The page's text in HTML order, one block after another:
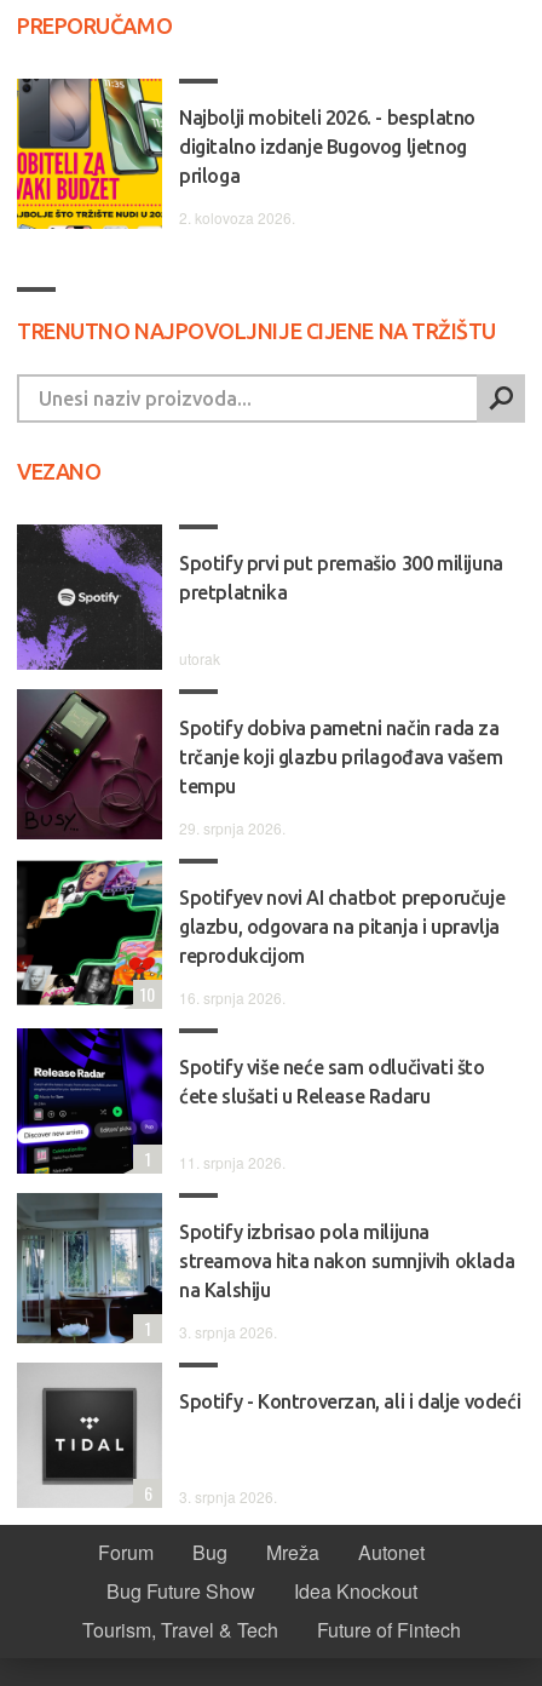
PREPORUČAMO
Najbolji mobiteli 2026. - besplatno
digitalno izdanje Bugovog ljetnog
priloga
2. kolovoza 2026.
TRENUTNO NAJPOVOLJNIJE CIJENE NA TRŽIŠTU
VEZANO
Spotify prvi put premašio 300 milijuna
pretplatnika
utorak
Spotify dobiva pametni način rada za
trčanje koji glazbu prilagođava vašem
tempu
29. srpnja 2026.
Spotifyev novi AI chatbot preporučuje
glazbu, odgovara na pitanja i upravlja
reprodukcijom
16. srpnja 2026.
10
Spotify više neće sam odlučivati što
ćete slušati u Release Radaru
11. srpnja 2026.
1
Spotify izbrisao pola milijuna
streamova hita nakon sumnjivih oklada
na Kalshiju
3. srpnja 2026.
1
Spotify - Kontroverzan, ali i dalje vodeći
3. srpnja 2026.
6
Forum Bug Mreža
Autonet
Bug Future Show
Idea Knockout
Tourism, Travel & Tech
Future of Fintech